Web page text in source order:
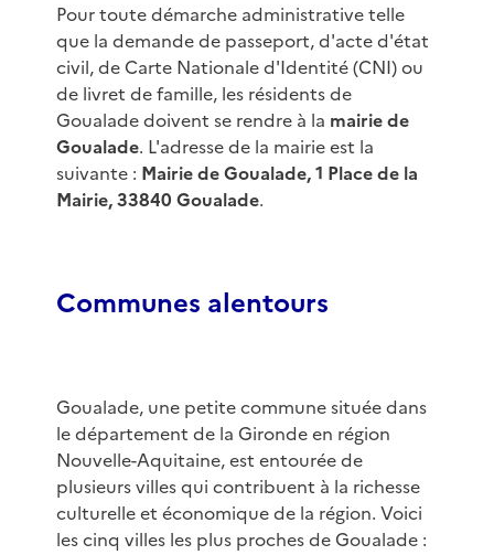
Pour toute démarche administrative telle
que la demande de passeport, d'acte d'état
civil, de Carte Nationale d'Identité (CNI) ou
de livret de famille, les résidents de
Goualade doivent se rendre à la mairie de
Goualade. L'adresse de la mairie est la
suivante : Mairie de Goualade, 1 Place de la
Mairie, 33840 Goualade.
Communes alentours
Goualade, une petite commune située dans
le département de la Gironde en région
Nouvelle-Aquitaine, est entourée de
plusieurs villes qui contribuent à la richesse
culturelle et économique de la région. Voici
les cinq villes les plus proches de Goualade :